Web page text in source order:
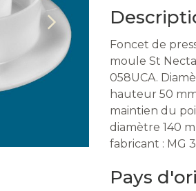
Foncet de
moule St
058UCA.
hauteur 50
maintien du
diamètre 140
fabricant : MG
Pays